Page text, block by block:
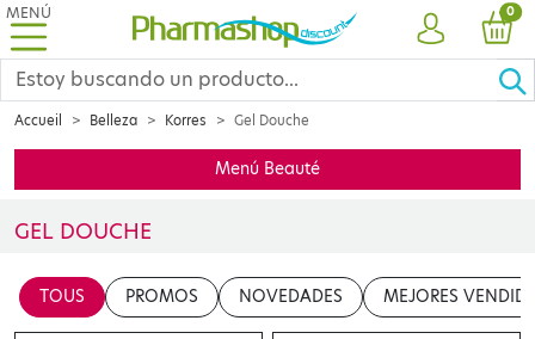
MENÚ
CUENTA
0
Accueil Belleza Korres Gel Douche
Menú Beauté
GEL DOUCHE
en cliquant sur le bouton "Modifier le contenu"
TOUS PROMOS NOVEDADES MEJORES